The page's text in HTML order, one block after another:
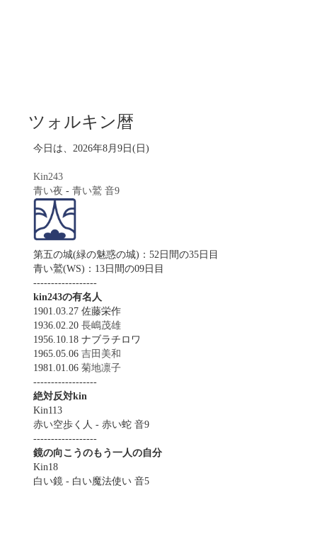
ツォルキン暦
今日は、2026年8月9日(日)
Kin243
青い夜 - 青い鷲 音9
第五の城(緑の魅惑の城)：52日間の35日目
青い鷲(WS)：13日間の09日目
------------------
kin243の有名人
1901.03.27 佐藤栄作
1936.02.20 長嶋茂雄
1956.10.18 ナブラチロワ
1965.05.06 吉田美和
1981.01.06 菊地凛子
------------------
絶対反対kin
Kin113
赤い空歩く人 - 赤い蛇 音9
------------------
鏡の向こうのもう一人の自分
Kin18
白い鏡 - 白い魔法使い 音5